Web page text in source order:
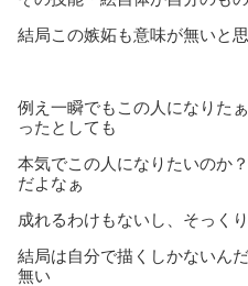
結局この嫉妬も意味が無いと
例え一瞬でもこの人になりた
ったとしても
本気でこの人になりたいのか
だよなぁ
成れるわけもないし、そっく
結局は自分で描くしかないん
無い